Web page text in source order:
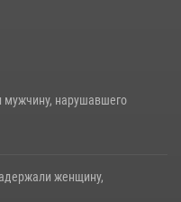
нарушавшего
женщину,